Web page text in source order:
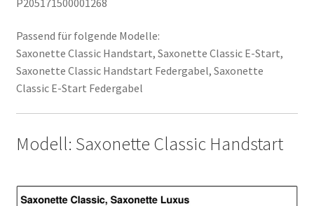
Passend für folgende Modelle:
Saxonette Classic Handstart, Saxonette Classic E-Start,
Saxonette Classic Handstart Federgabel, Saxonette
Classic E-Start Federgabel
Modell: Saxonette Classic Handstart